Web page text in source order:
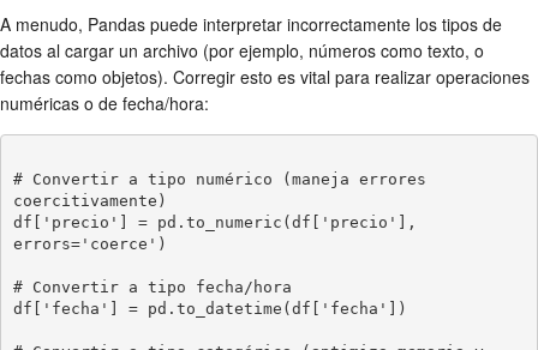
A menudo, Pandas puede interpretar incorrectamente los tipos de
datos al cargar un archivo (por ejemplo, números como texto, o
fechas como objetos). Corregir esto es vital para realizar operaciones
numéricas o de fecha/hora:
# Convertir a tipo numérico (maneja errores
coercitivamente)
df['precio'] = pd.to_numeric(df['precio'],
errors='coerce')
# Convertir a tipo fecha/hora
df['fecha'] = pd.to_datetime(df['fecha'])